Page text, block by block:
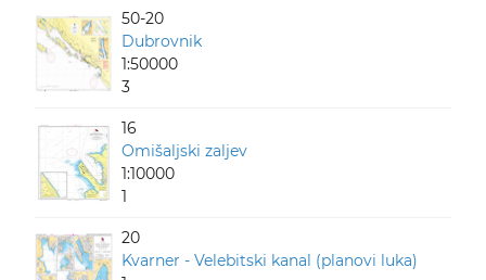
50-20
Dubrovnik
1:50000
3
16
Omišaljski zaljev
1:10000
1
20
Kvarner - Velebitski kanal (planovi luka)